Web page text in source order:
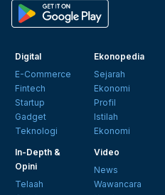
Digital
E-Commerce
Fintech
Startup
Gadget
Teknologi
Ekonopedia
Sejarah
Ekonomi
Profil
Istilah
Ekonomi
In-Depth &
Opini
Telaah
Video
News
Wawancara